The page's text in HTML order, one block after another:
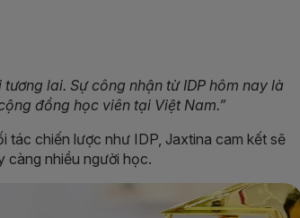
lai. Sự công nhận từ IDP hôm nay là
đồng học viên tại Việt Nam.”
tác chiến lược như IDP, Jaxtina cam kết sẽ
càng nhiều người học.